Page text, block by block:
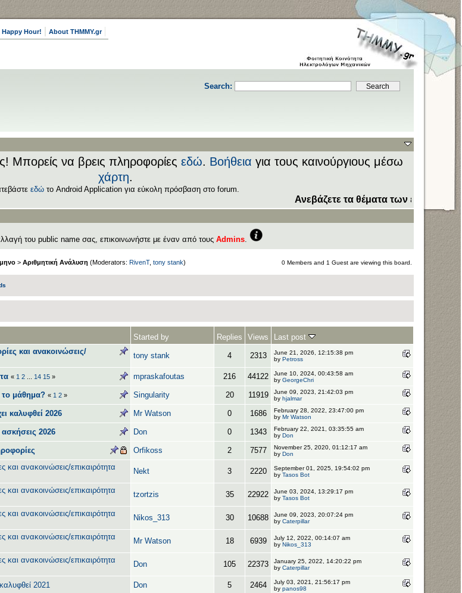
Happy Hour! About THMMY.gr
Search:
Μπορείς να βρεις πληροφορίες εδώ. Βοήθεια για τους καινούργιους μέσω
χάρτη.
εδώ το Android Application για εύκολη πρόσβαση στο forum.
Ανεβάζετε τα θέματα των εξετάσεων στον
του public name σας, επικοινωνήστε με έναν από τους Admins.
> Αριθμητική Ανάλυση (Moderators: RivenT, tony stank) 0 Members and 1 Guest are viewing this board.
Started by Replies Views
Last post
και ανακοινώσεις/
tony stank 4 2313
June 21, 2026, 12:15:38 pm
by Petross
« 1 2 14 15 » mpraskafoutas 216 44122
June 10, 2024, 00:43:58 am
by GeorgeChri
το μάθημα? « 1 2 » Singularity 20 11919
June 09, 2023, 21:42:03 pm
by hjalmar
καλυφθεί 2026 Mr Watson 0 1686
February 28, 2022, 23:47:00 pm
by Mr Watson
2026 Don 0 1343
February 22, 2021, 03:35:55 am
by Don
Orfikoss 2 7577
November 25, 2020, 01:12:17 am
by Don
και ανακοινώσεις/επικαιρότητα
Nekt 3 2220
September 01, 2025, 19:54:02 pm
by Tasos Bot
και ανακοινώσεις/επικαιρότητα
tzortzis 35 22922
June 03, 2024, 13:29:17 pm
by Tasos Bot
και ανακοινώσεις/επικαιρότητα
Nikos_313 30 10688
June 09, 2023, 20:07:24 pm
by Caterpillar
και ανακοινώσεις/επικαιρότητα
Mr Watson 18 6939
July 12, 2022, 00:14:07 am
by Nikos_313
και ανακοινώσεις/επικαιρότητα
Don 105 22373
January 25, 2022, 14:20:22 pm
by Caterpillar
2021 Don 5 2464
July 03, 2021, 21:56:17 pm
by panos98